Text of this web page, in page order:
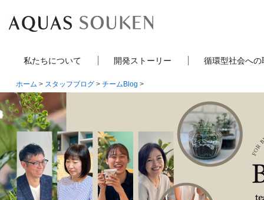
私たちについて 開発ストーリー 循環型社会への
ホーム > スタッフブログ > チームBlog >